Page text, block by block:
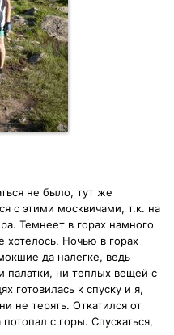
не было, тут же
с этими москвичами, т.к. на
Темнеет в горах намного
хотелось. Ночью в горах
да налегке, ведь
палатки, ни теплых вещей с
готовилась к спуску и я,
не терять. Откатился от
с горы. Спускаться,